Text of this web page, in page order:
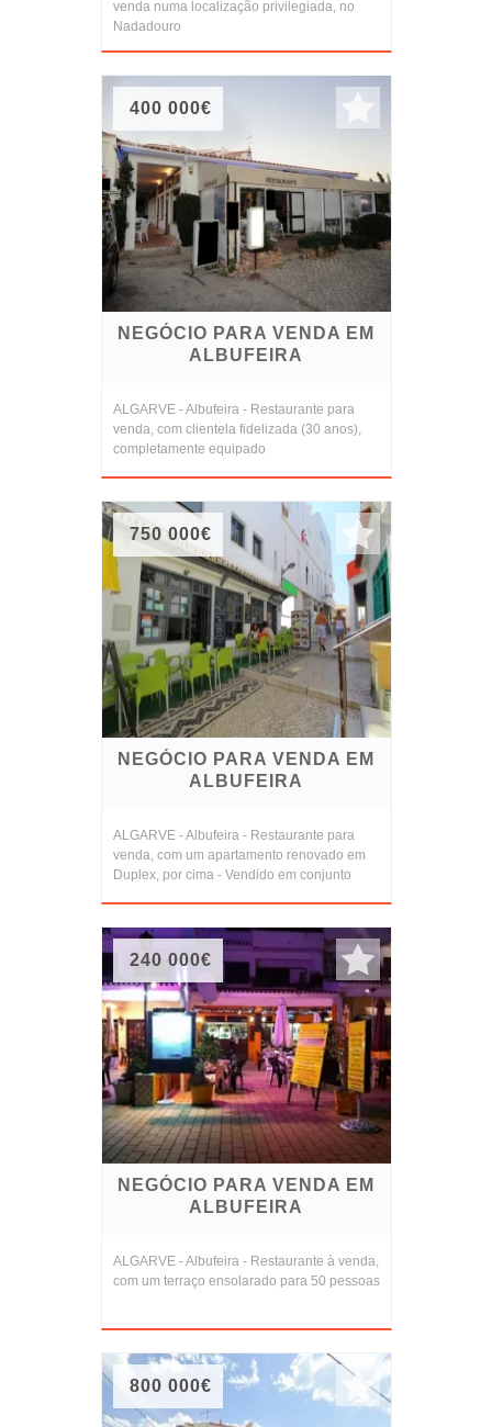
venda numa localização privilegiada, no
Nadadouro
400 000€
NEGÓCIO PARA VENDA EM
ALBUFEIRA
ALGARVE - Albufeira - Restaurante para
venda, com clientela fidelizada (30 anos),
completamente equipado
750 000€
NEGÓCIO PARA VENDA EM
ALBUFEIRA
ALGARVE - Albufeira - Restaurante para
venda, com um apartamento renovado em
Duplex, por cima - Vendido em conjunto
240 000€
NEGÓCIO PARA VENDA EM
ALBUFEIRA
ALGARVE - Albufeira - Restaurante à venda,
com um terraço ensolarado para 50 pessoas
800 000€